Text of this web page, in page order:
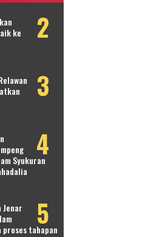
ke
Syukuran
Jenar
proses tahapan